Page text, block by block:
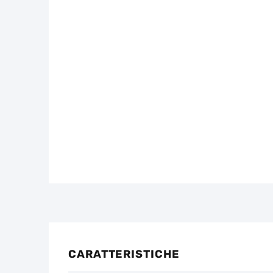
CARATTERISTICHE